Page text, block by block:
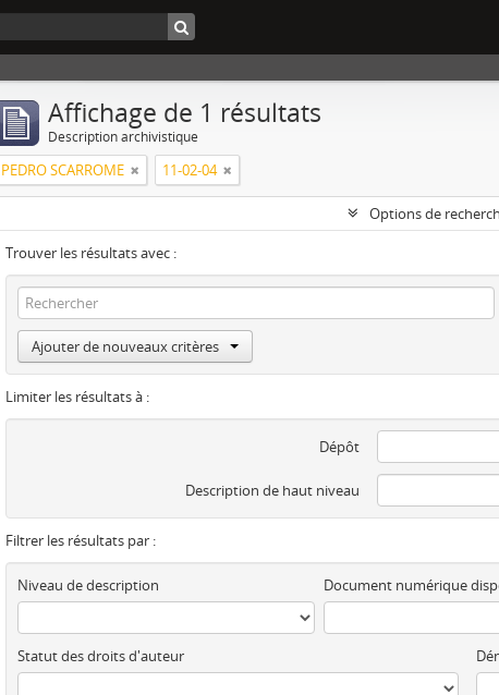
Affichage de 1 résultats
Description archivistique
PEDRO SCARROME 11-02-04
Options de
Trouver les résultats avec :
Ajouter de nouveaux critères
Limiter les résultats à :
Dépôt
Description de haut niveau
Filtrer les résultats par :
Niveau de description Document numérique
Statut des droits d'auteur